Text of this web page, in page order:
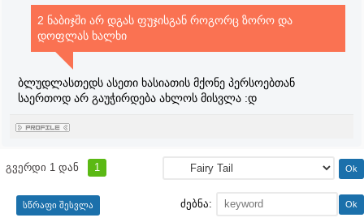
2 ნაბიჯში არ დგას ფუჯისგან როგორც ზორო და
დოფლას ხალხი
ბლუდლასთედს ასეთი ხასიათის მქონე პერსოებთან
საერთოდ არ გაუჭირდება ახლოს მისვლა :დ
გვერდი 1 დან 1
ძებნა: